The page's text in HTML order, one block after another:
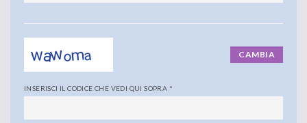
CAMBIA
INSERISCI IL CODICE CHE VEDI QUI SOPRA *